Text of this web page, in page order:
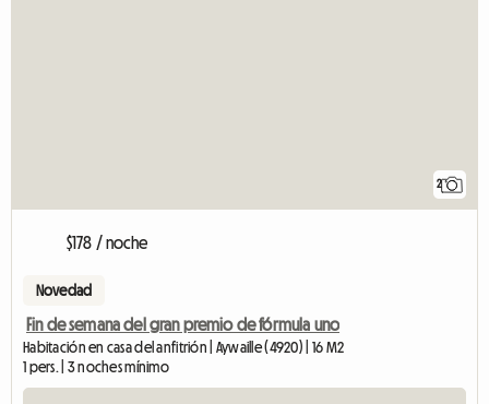
2
$178 / noche
Novedad
Fin de semana del gran premio de fórmula uno
Habitación en casa del anfitrión | Aywaille (4920) | 16 M2
1 pers. | 3 noches mínimo